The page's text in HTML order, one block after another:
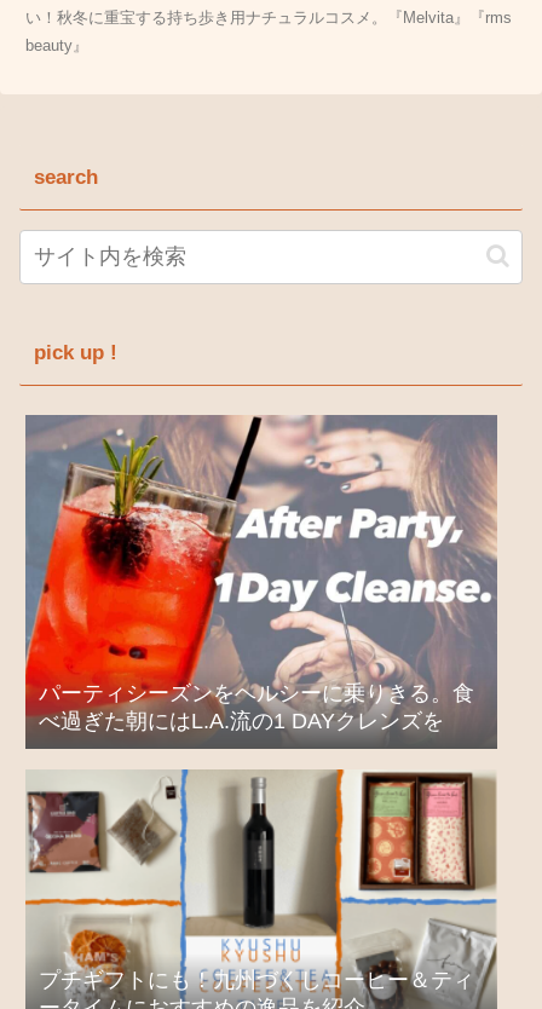
い！秋冬に重宝する持ち歩き用ナチュラルコスメ。『Melvita』『rms
beauty』
search
pick up !
パーティシーズンをヘルシーに乗りきる。食
べ過ぎた朝にはL.A.流の1 DAYクレンズを
プチギフトにも！九州づくしコーヒー＆ティ